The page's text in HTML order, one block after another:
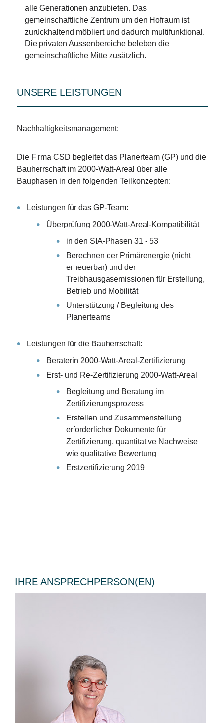
alle Generationen anzubieten. Das
gemeinschaftliche Zentrum um den Hofraum ist
zurückhaltend möbliert und dadurch multifunktional.
Die privaten Aussenbereiche beleben die
gemeinschaftliche Mitte zusätzlich.
UNSERE LEISTUNGEN
Nachhaltigkeitsmanagement:
Die Firma CSD begleitet das Planerteam (GP) und die
Bauherrschaft im 2000-Watt-Areal über alle
Bauphasen in den folgenden Teilkonzepten:
Leistungen für das GP-Team:
Überprüfung 2000-Watt-Areal-Kompatibilität
in den SIA-Phasen 31 - 53
Berechnen der Primärenergie (nicht
erneuerbar) und der
Treibhausgasemissionen für Erstellung,
Betrieb und Mobilität
Unterstützung / Begleitung des
Planerteams
Leistungen für die Bauherrschaft:
Beraterin 2000-Watt-Areal-Zertifizierung
Erst- und Re-Zertifizierung 2000-Watt-Areal
Begleitung und Beratung im
Zertifizierungsprozess
Erstellen und Zusammenstellung
erforderlicher Dokumente für
Zertifizierung, quantitative Nachweise
wie qualitative Bewertung
Erstzertifizierung 2019
IHRE ANSPRECHPERSON(EN)